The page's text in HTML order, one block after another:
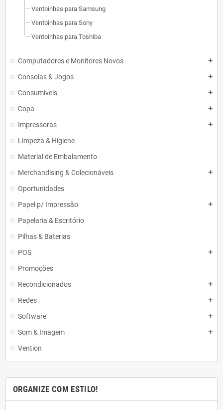
Ventoinhas para Samsung
Ventoinhas para Sony
Ventoinhas para Toshiba
Computadores e Monitores Novos add
Consolas & Jogos add
Consumiveis add
Copa add
Impressoras add
Limpeza & Higiene
Material de Embalamento
Merchandising & Colecionáveis
add
Oportunidades
Papel p/ Impressão
add
Papelaria & Escritório
Pilhas & Baterias
POS
add
Promoções
Recondicionados
add
Redes add
Software add
Som & Imagem add
Vention
ORGANIZE COM ESTILO!